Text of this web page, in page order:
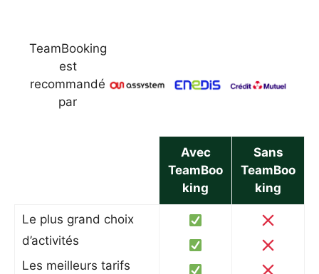
TeamBooking
est
recommandé
par
Avec
TeamBoo
king
Sans
TeamBoo
king
Le plus grand choix
d’activités
Les meilleurs tarifs